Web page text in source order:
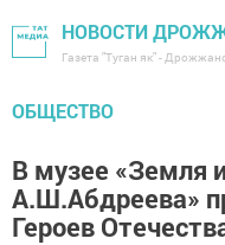
НОВОСТИ
Газета "Туган як" -
ОБЩЕСТВО
В музее «Земля
А.Ш.Абдреева»
Героев